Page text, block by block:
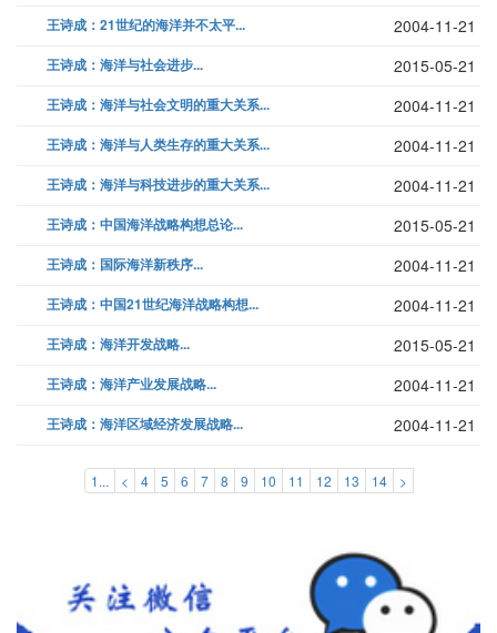
王诗成：21世纪的海洋并不太平... 2004-11-21
王诗成：海洋与社会进步... 2015-05-21
王诗成：海洋与社会文明的重大关系... 2004-11-21
王诗成：海洋与人类生存的重大关系... 2004-11-21
王诗成：海洋与科技进步的重大关系... 2004-11-21
王诗成：中国海洋战略构想总论... 2015-05-21
王诗成：国际海洋新秩序... 2004-11-21
王诗成：中国21世纪海洋战略构想... 2004-11-21
王诗成：海洋开发战略... 2015-05-21
王诗成：海洋产业发展战略... 2004-11-21
王诗成：海洋区域经济发展战略... 2004-11-21
1... < 4 5 6 7 8 9 10 11 12 13 14 >